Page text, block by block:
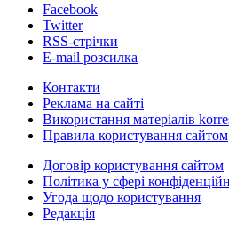
Facebook
Twitter
RSS-стрічки
E-mail розсилка
Контакти
Реклама на сайті
Використання матеріалів
Правила користування сайтом
Договір користування сайтом
Політика у сфері
Угода щодо користування
Редакція